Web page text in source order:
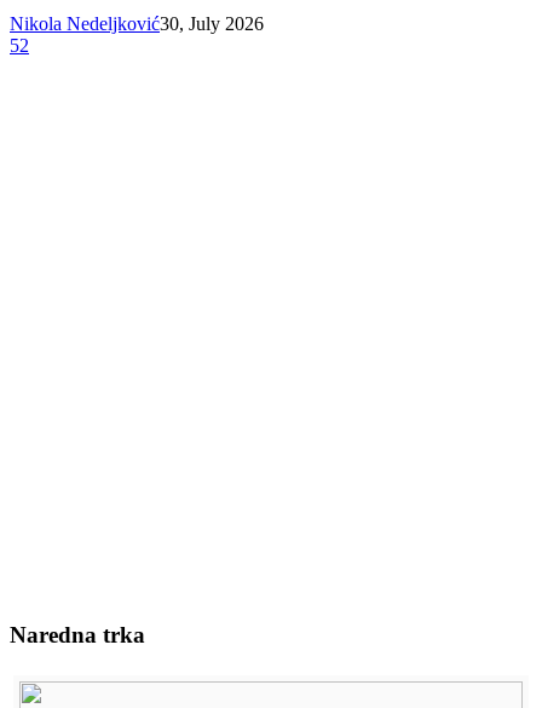
Nikola Nedeljković30, July 2026
52
Naredna trka